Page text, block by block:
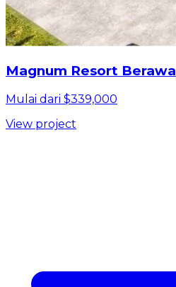
Magnum Resort Berawa
Mulai dari $339,000
View project